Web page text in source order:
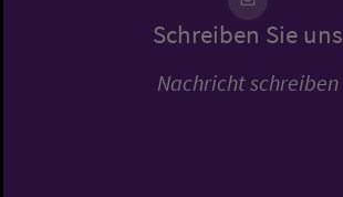
Schreiben Sie uns
Nachricht schreiben